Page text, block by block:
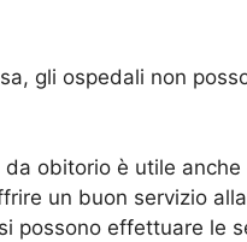
gli ospedali non
obitorio è utile
un buon servizio
possono effettuare le